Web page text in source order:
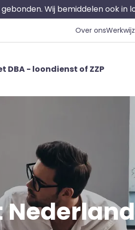
Wij bemiddelen ook in
Over ons
DBA - loondienst of ZZP